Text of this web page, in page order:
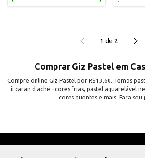
1 de 2
Comprar Giz Pastel em
Compre online Giz Pastel por R$13,60. Temos
ii caran d'ache - cores frias, pastel aquarelável
cores quentes e mais. Faça seu